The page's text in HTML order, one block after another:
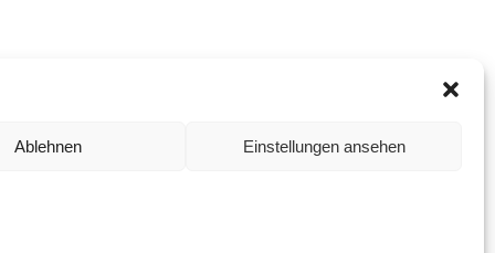
Ablehnen Einstellungen ansehen